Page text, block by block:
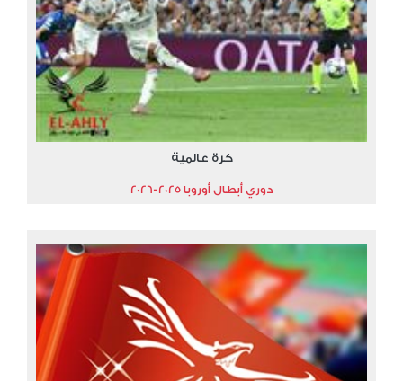
كرة عالمية
دوري أبطال أوروبا 2025-2026